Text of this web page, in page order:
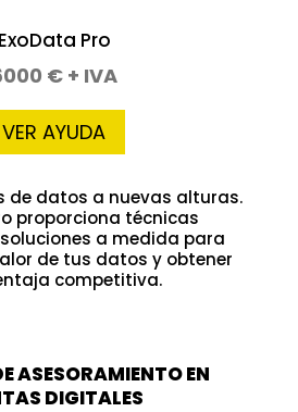
ExoData Pro
€ + IVA
VER AYUDA
de datos a nuevas alturas.
proporciona técnicas
a medida para
de tus datos y obtener
competitiva.
ASESORAMIENTO EN
DIGITALES